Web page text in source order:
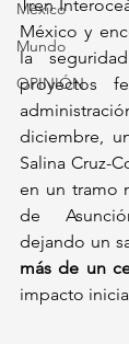
México
Mundo
OPINIÓN
Tren
México y
la
proyectos
diciembre,
Salina Cruz-
en un tramo
de
dejando un
más de un
impacto